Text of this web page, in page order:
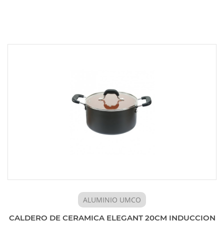
ALUMINIO UMCO
CALDERO DE CERAMICA ELEGANT 20CM INDUCCION